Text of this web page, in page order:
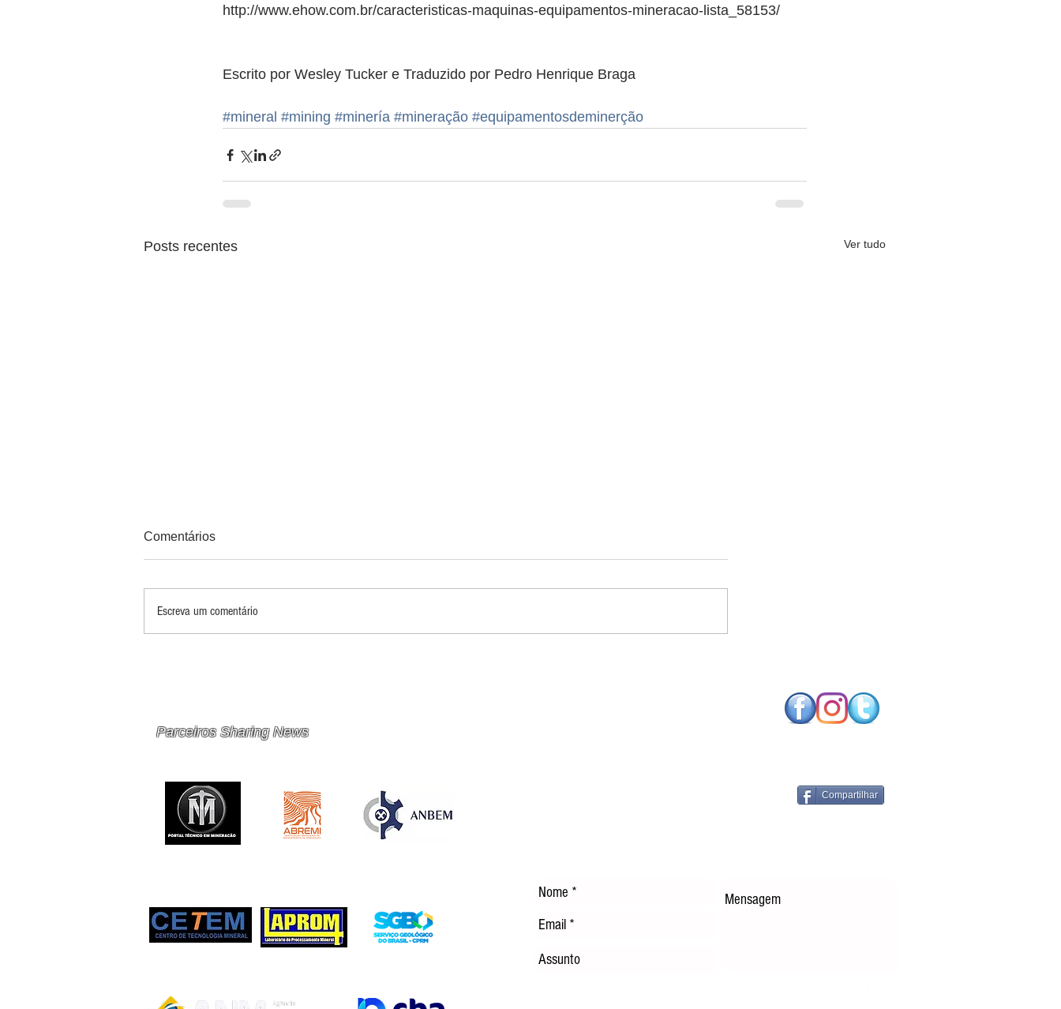
http://www.ehow.com.br/caracteristicas-maquinas-equipamentos-mineracao-lista_58153/
Escrito por Wesley Tucker e Traduzido por Pedro Henrique Braga
#mineral #mining #minería #mineração #equipamentosdeminerção
Posts recentes Ver tudo
TECNOLOGIAS DE
ENERGIA RENOVÁVEL
Comentários
Escreva um comentário
Parceiros Sharing News
Compartilhar